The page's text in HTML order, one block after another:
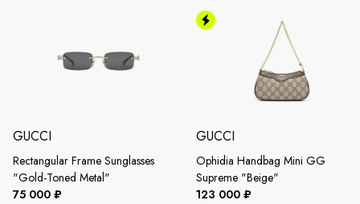
GUCCI
Rectangular Frame Sunglasses
"Gold-Toned Metal"
75 000 ₽
GUCCI
Ophidia Handbag Mini GG
Supreme "Beige"
123 000 ₽